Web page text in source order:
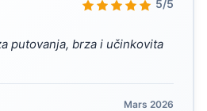
5/5
putovanja, brza i učinkovita
Mars 2026